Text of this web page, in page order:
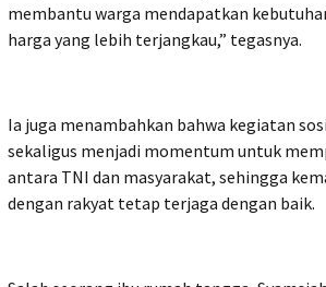
membantu warga mendapatkan
harga yang lebih terjangkau,” tegasnya.
Ia juga menambahkan bahwa kegiatan
sekaligus menjadi momentum untuk
antara TNI dan masyarakat, sehingga
dengan rakyat tetap terjaga dengan baik.